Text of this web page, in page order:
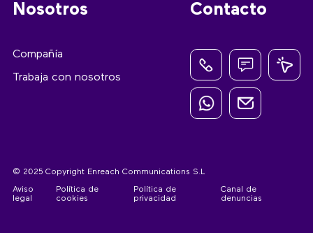
Nosotros
Compañía
Trabaja con nosotros
Contacto
© 2025 Copyright Enreach Communications S.L
Aviso
legal
Política de
cookies
Política de
privacidad
Canal de
denuncias